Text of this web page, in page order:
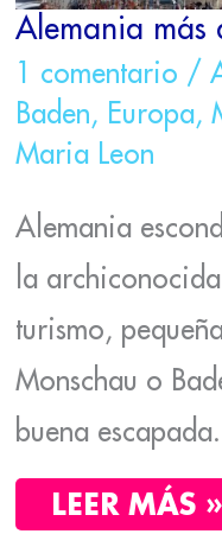
Alemania más
1 comentario /
Baden, Europa,
Maria Leon
Alemania
la
turismo,
Monschau o
buena escapada.
LEER MÁS »